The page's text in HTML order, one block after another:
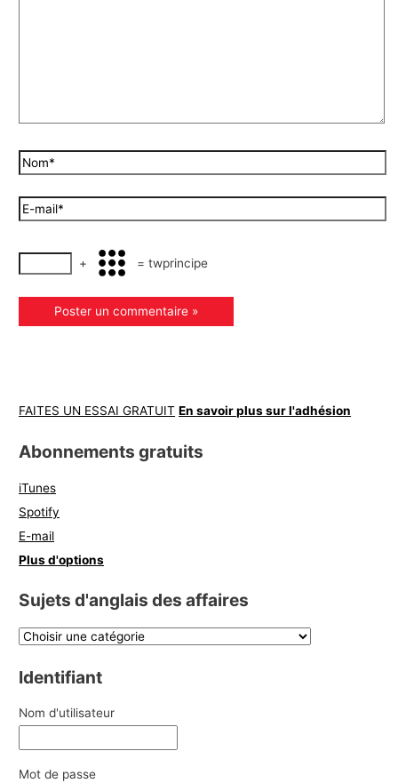
+ = twprincipe
FAITES UN ESSAI GRATUIT En savoir plus sur l'adhésion
Abonnements gratuits
iTunes
Spotify
E-mail
Plus d'options
Sujets d'anglais des affaires
Identifiant
Nom d'utilisateur
Mot de passe